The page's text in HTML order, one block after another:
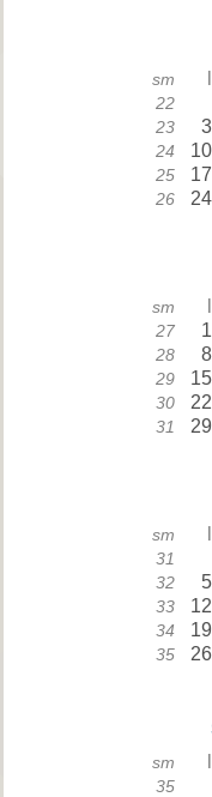
sm
22
23 3
24 10
25 17
26 24
sm
27 1
28 8
29 15
30 22
31 29
sm
31
32 5
33 12
34 19
35 26
sm
35